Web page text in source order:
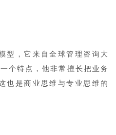
型，它来自全球管理咨询大
个特点，他非常擅长把业务
也是商业思维与专业思维的